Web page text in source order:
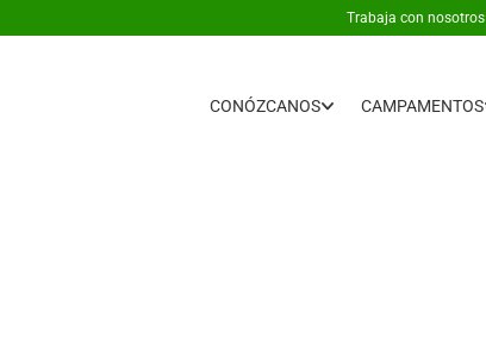
Trabaja con nosotros
CONÓZCANOS CAMPAMENTOS